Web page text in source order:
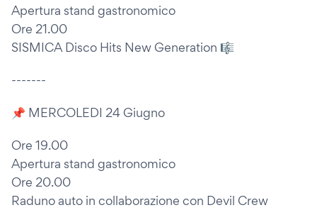
Apertura stand gastronomico
Ore 21.00
SISMICA Disco Hits New Generation 🎼
-------
📌 MERCOLEDI 24 Giugno
Ore 19.00
Apertura stand gastronomico
Ore 20.00
Raduno auto in collaborazione con Devil Crew